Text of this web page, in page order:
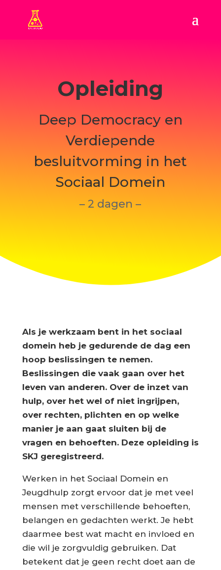
Opleiding
Deep Democracy en
Verdiepende
besluitvorming in het
Sociaal Domein
– 2 dagen –
Als je werkzaam bent in het sociaal
domein heb je gedurende de dag een
hoop beslissingen te nemen.
Beslissingen die vaak gaan over het
leven van anderen. Over de inzet van
hulp, over het wel of niet ingrijpen,
over rechten, plichten en op welke
manier je aan gaat sluiten bij de
vragen en behoeften. Deze opleiding is
SKJ geregistreerd.
Werken in het Sociaal Domein en
Jeugdhulp zorgt ervoor dat je met veel
mensen met verschillende behoeften,
belangen en gedachten werkt. Je hebt
daarmee best wat macht en invloed en
die wil je zorgvuldig gebruiken. Dat
betekent dat je geen recht doet aan de